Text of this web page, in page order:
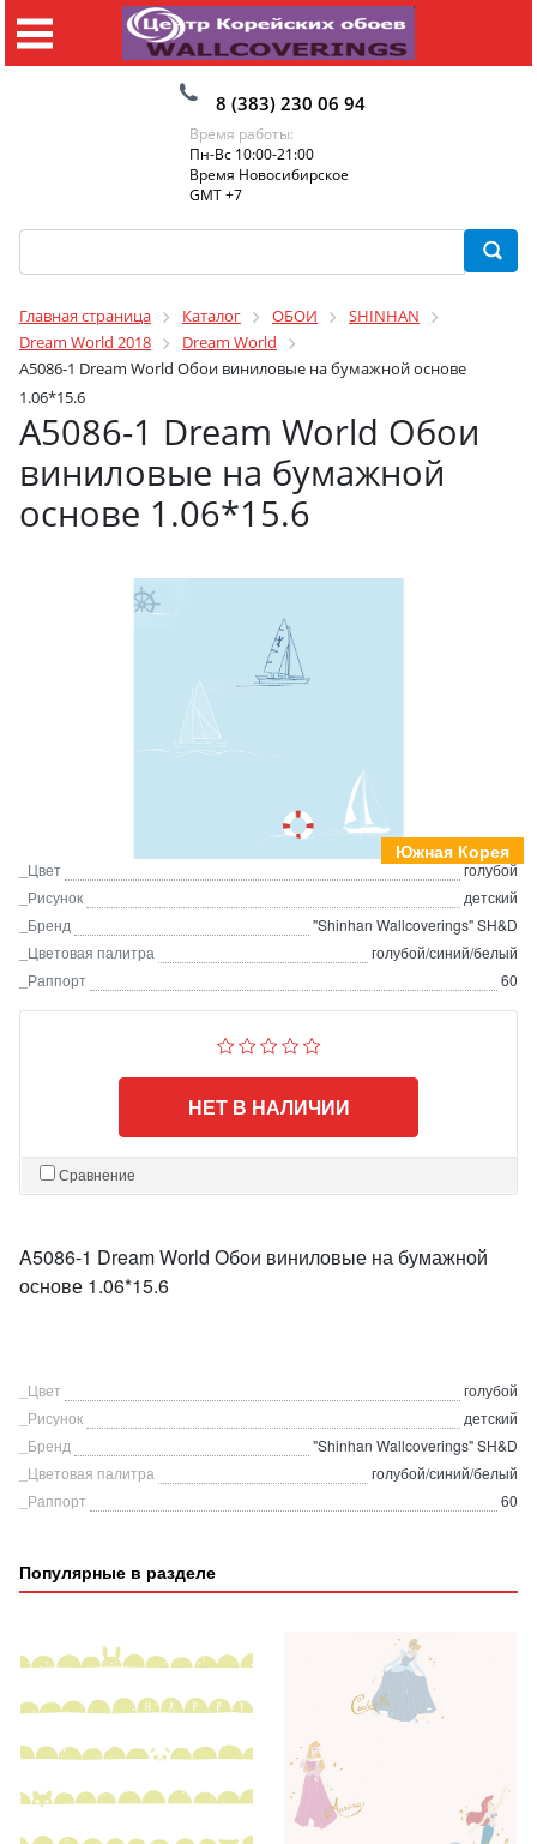
8 (383) 230 06 94
Время работы:
Пн-Вс 10:00-21:00
Время Новосибирское
GMT +7
Главная страница Каталог ОБОИ
SHINHAN
Dream World 2018
Dream World
A5086-1 Dream World Обои виниловые на бумажной основе
1.06*15.6
A5086-1 Dream World Обои
виниловые на бумажной
основе 1.06*15.6
Южная Корея
_Цвет
голубой
_Рисунок
детский
_Бренд
"Shinhan Wallcoverings" SH&D
_Цветовая палитра
голубой/синий/белый
_Раппорт
60
НЕТ В НАЛИЧИИ
Сравнение
A5086-1 Dream World Обои виниловые на бумажной
основе 1.06*15.6
_Цвет
голубой
_Рисунок
детский
_Бренд
"Shinhan Wallcoverings" SH&D
_Цветовая палитра
голубой/синий/белый
_Раппорт
60
Популярные в разделе